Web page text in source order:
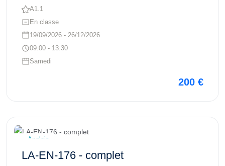
A1.1
En classe
19/09/2026 - 26/12/2026
09:00 - 13:30
Samedi
200 €
Anglais
LA-EN-176 - complet